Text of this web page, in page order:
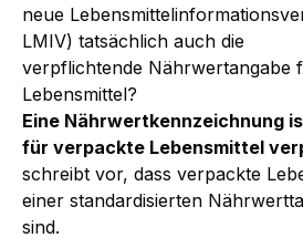
neue
LMIV) tatsächlich auch die
verpflichtende Nährwertangabe
Lebensmittel?
Eine Nährwertkennzeichnung
für verpackte Lebensmittel
schreibt vor, dass verpackte
einer standardisierten
sind.